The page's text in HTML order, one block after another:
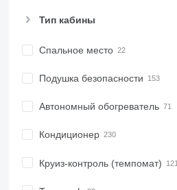
Тип кабины
Спальное место
Подушка безопасности
Автономный обогреватель
Кондиционер
Круиз-контроль (темпомат)